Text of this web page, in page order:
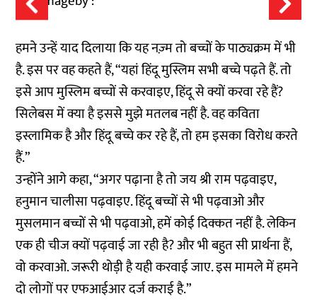
हमने उन्हें याद दिलाया कि यह नज़्म तो बच्चों के पाठ्यक्रम में भी
है. इस पर वह कहते हैं, “यहां हिंदू मुस्लिम सभी बच्चे पढ़ते हैं. तो
इसे आप मुस्लिम बच्चों से करवाइए, हिंदू से क्यों करवा रहे हैं?
सिलेबस में क्या है इससे मुझे मतलब नहीं है. वह कविता
इस्लामिक है और हिंदू बच्चे कर रहे हैं, तो हम इसका विरोध करते
हैं.”
उन्होंने आगे कहा, “अगर पढ़ाना है तो जय श्री राम पढ़वाइए,
हनुमान चालीसा पढ़वाइए. हिंदू बच्चों से भी पढ़वाओ और
मुसलमान बच्चों से भी पढ़वाओ, हमें कोई दिक्कत नहीं है. लेकिन
एक ही चीज क्यों पढ़वाई जा रही है? और भी बहुत सी प्रार्थना हैं,
वो करवाओ. जरूरी थोड़ी है यही करवाई जाए. इस मामले में हमने
दो लोगों पर एफआईआर दर्ज कराई है.”